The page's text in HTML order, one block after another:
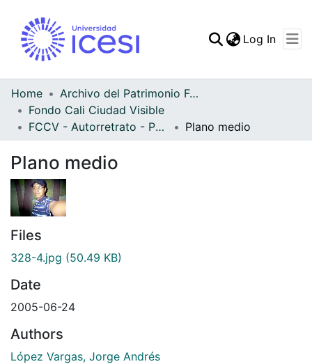
Log In
Home
Archivo del Patrimonio Fotográfico y Fílmico del Valle del Cauca
Fondo Cali Ciudad Visible
FCCV - Autorretrato - Patrimonial
Plano medio
Plano medio
Files
328-4.jpg (50.49 KB)
Date
2005-06-24
Authors
López Vargas, Jorge Andrés